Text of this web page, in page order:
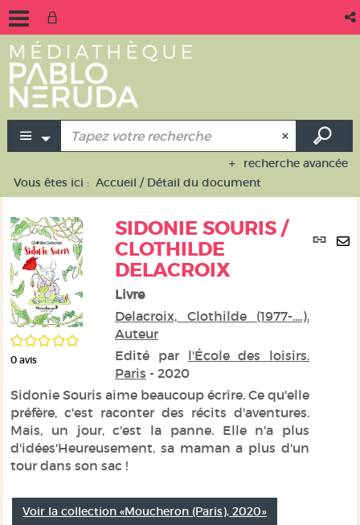
recherche avancée
Vous êtes ici : Accueil / Détail du document
/5
0 avis
SIDONIE SOURIS /
CLOTHILDE
DELACROIX
Livre
Delacroix, Clothilde (1977-....).
Auteur
Edité par l'École des loisirs.
Paris - 2020
Sidonie Souris aime beaucoup écrire. Ce qu'elle
préfère, c'est raconter des récits d'aventures.
Mais, un jour, c'est la panne. Elle n'a plus
d'idées'Heureusement, sa maman a plus d'un
tour dans son sac !
Voir la collection «Moucheron (Paris), 2020»